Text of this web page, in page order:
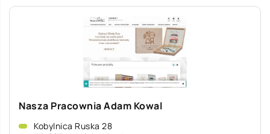
Nasza Pracownia Adam Kowal
Kobylnica Ruska 28